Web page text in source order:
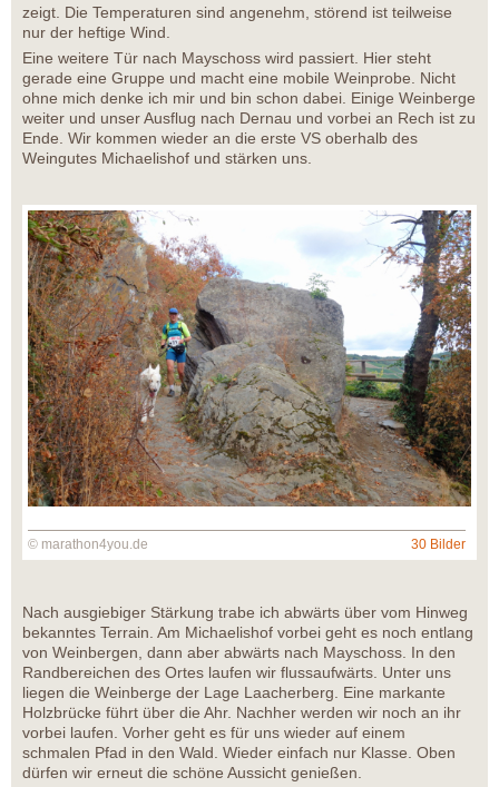
zeigt. Die Temperaturen sind angenehm, störend ist teilweise
nur der heftige Wind.
Eine weitere Tür nach Mayschoss wird passiert. Hier steht
gerade eine Gruppe und macht eine mobile Weinprobe. Nicht
ohne mich denke ich mir und bin schon dabei. Einige Weinberge
weiter und unser Ausflug nach Dernau und vorbei an Rech ist zu
Ende. Wir kommen wieder an die erste VS oberhalb des
Weingutes Michaelishof und stärken uns.
© marathon4you.de 30 Bilder
Nach ausgiebiger Stärkung trabe ich abwärts über vom Hinweg
bekanntes Terrain. Am Michaelishof vorbei geht es noch entlang
von Weinbergen, dann aber abwärts nach Mayschoss. In den
Randbereichen des Ortes laufen wir flussaufwärts. Unter uns
liegen die Weinberge der Lage Laacherberg. Eine markante
Holzbrücke führt über die Ahr. Nachher werden wir noch an ihr
vorbei laufen. Vorher geht es für uns wieder auf einem
schmalen Pfad in den Wald. Wieder einfach nur Klasse. Oben
dürfen wir erneut die schöne Aussicht genießen.